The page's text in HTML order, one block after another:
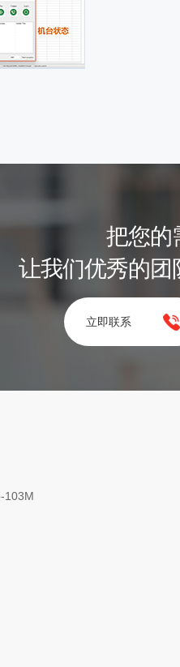
把您的
让我们优秀的团
立即联系
103M